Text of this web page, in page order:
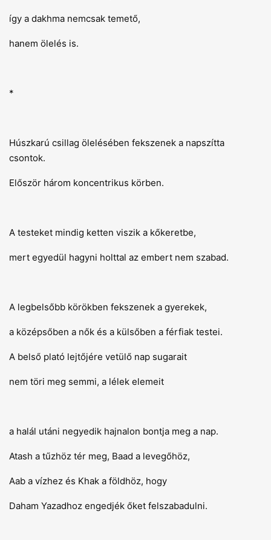
így a dakhma nemcsak temető,
hanem ölelés is.
*
Húszkarú csillag ölelésében fekszenek a napszítta
csontok.
Először három koncentrikus körben.
A testeket mindig ketten viszik a kőkeretbe,
mert egyedül hagyni holttal az embert nem szabad.
A legbelsőbb körökben fekszenek a gyerekek,
a középsőben a nők és a külsőben a férfiak testei.
A belső plató lejtőjére vetülő nap sugarait
nem töri meg semmi, a lélek elemeit
a halál utáni negyedik hajnalon bontja meg a nap.
Atash a tűzhöz tér meg, Baad a levegőhöz,
Aab a vízhez és Khak a földhöz, hogy
Daham Yazadhoz engedjék őket felszabadulni.